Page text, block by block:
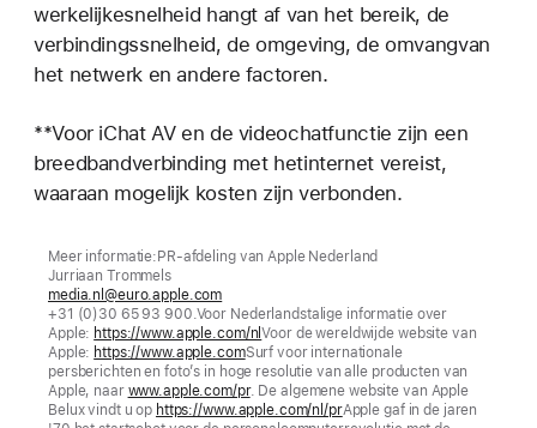
werkelijkesnelheid hangt af van het bereik, de
verbindingssnelheid, de omgeving, de omvangvan
het netwerk en andere factoren.
**Voor iChat AV en de videochatfunctie zijn een
breedbandverbinding met hetinternet vereist,
waaraan mogelijk kosten zijn verbonden.
Meer informatie:PR-afdeling van Apple Nederland
Jurriaan Trommels
media.nl@euro.apple.com
+31 (0)30 65 93 900.Voor Nederlandstalige informatie over
Apple: https://www.apple.com/nlVoor de wereldwijde website van
Apple: https://www.apple.comSurf voor internationale
persberichten en foto’s in hoge resolutie van alle producten van
Apple, naar www.apple.com/pr. De algemene website van Apple
Belux vindt u op https://www.apple.com/nl/prApple gaf in de jaren